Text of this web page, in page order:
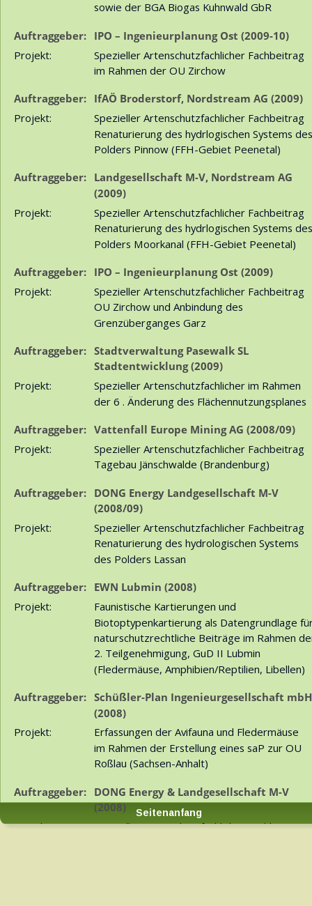
Seitenanfang
sowie der BGA Biogas Kuhnwald GbR
Auftraggeber: IPO – Ingenieurplanung Ost (2009-10)
Projekt:
Spezieller Artenschutzfachlicher Fachbeitrag
im Rahmen der OU Zirchow
Auftraggeber: IfAÖ Broderstorf, Nordstream AG (2009)
Projekt:
Spezieller Artenschutzfachlicher Fachbeitrag
Renaturierung des hydrlogischen Systems
Polders Pinnow (FFH-Gebiet Peenetal)
Auftraggeber: Landgesellschaft M-V, Nordstream AG
(2009)
Projekt:
Spezieller Artenschutzfachlicher Fachbeitrag
Renaturierung des hydrlogischen Systems
Polders Moorkanal (FFH-Gebiet Peenetal)
Auftraggeber: IPO – Ingenieurplanung Ost (2009)
Projekt:
Spezieller Artenschutzfachlicher Fachbeitrag
OU Zirchow und Anbindung des
Grenzüberganges Garz
Auftraggeber: Stadtverwaltung Pasewalk SL
Stadtentwicklung (2009)
Projekt:
Spezieller Artenschutzfachlicher im Rahmen
der 6 . Änderung des Flächennutzungsplanes
Auftraggeber: Vattenfall Europe Mining AG (2008/09)
Projekt:
Spezieller Artenschutzfachlicher Fachbeitrag
Tagebau Jänschwalde (Brandenburg)
Auftraggeber: DONG Energy Landgesellschaft M-V
(2008/09)
Projekt:
Spezieller Artenschutzfachlicher Fachbeitrag
Renaturierung des hydrologischen Systems
des Polders Lassan
Auftraggeber: EWN Lubmin (2008)
Projekt:
Faunistische Kartierungen und
Biotoptypenkartierung als Datengrundlage
naturschutzrechtliche Beiträge im Rahmen
2. Teilgenehmigung, GuD II Lubmin
(Fledermäuse, Amphibien/Reptilien, Libellen)
Auftraggeber: Schüßler-Plan Ingenieurgesellschaft
(2008)
Projekt:
Erfassungen der Avifauna und Fledermäuse
im Rahmen der Erstellung eines saP zur OU
Roßlau (Sachsen-Anhalt)
Auftraggeber: DONG Energy & Landgesellschaft M-V
(2008)
Projekt:
Spezieller Artenschutzfachlicher Fachbeitrag